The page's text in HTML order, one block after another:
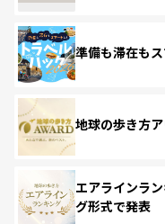
準備も滞在も
地球の歩き方
エアラインラ
グ形式で発表